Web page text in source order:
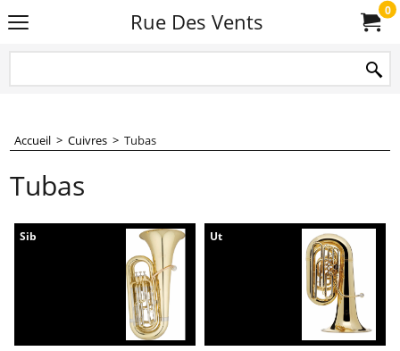
Rue Des Vents 0
Accueil > Cuivres > Tubas
Tubas
Sib Ut